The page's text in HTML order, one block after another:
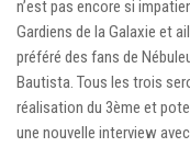
n’est pas encore si
Gardiens de la Galaxie et
préféré des fans de
Bautista. Tous les trois
réalisation du 3ème et
une nouvelle interview